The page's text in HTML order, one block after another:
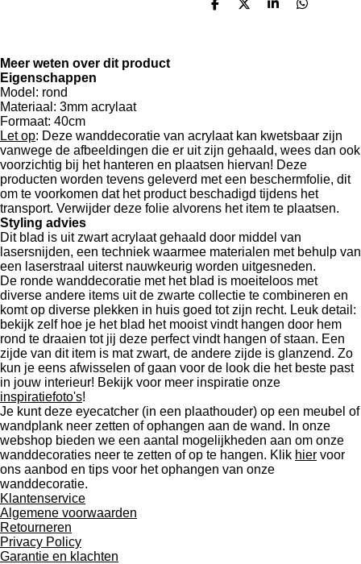
D
D
S
D
Meer weten over dit product
Eigenschappen
Model: rond
Materiaal: 3mm acrylaat
Formaat: 40cm
Let op: Deze wanddecoratie van acrylaat kan kwetsbaar zijn
vanwege de afbeeldingen die er uit zijn gehaald, wees dan ook
voorzichtig bij het hanteren en plaatsen hiervan! Deze
producten worden tevens geleverd met een beschermfolie, dit
om te voorkomen dat het product beschadigd tijdens het
transport. Verwijder deze folie alvorens het item te plaatsen.
Styling advies
Dit blad is uit zwart acrylaat gehaald door middel van
lasersnijden, een techniek waarmee materialen met behulp van
een laserstraal uiterst nauwkeurig worden uitgesneden.
De ronde wanddecoratie met het blad is moeiteloos met
diverse andere items uit de zwarte collectie te combineren en
komt op diverse plekken in huis goed tot zijn recht. Leuk detail:
bekijk zelf hoe je het blad het mooist vindt hangen door hem
rond te draaien tot jij deze perfect vindt hangen of staan. Een
zijde van dit item is mat zwart, de andere zijde is glanzend. Zo
kun je eens afwisselen of gaan voor de look die het beste past
in jouw interieur! Bekijk voor meer inspiratie onze
inspiratiefoto's!
Je kunt deze eyecatcher (in een plaathouder) op een meubel of
wandplank neer zetten of ophangen aan de wand. In onze
webshop bieden we een aantal mogelijkheden aan om onze
wanddecoraties neer te zetten of op te hangen. Klik hier voor
ons aanbod en tips voor het ophangen van onze
wanddecoratie.
Klantenservice
Algemene voorwaarden
Retourneren
Privacy Policy
Garantie en klachten